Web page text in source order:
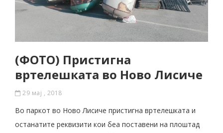
(ФОТО) Пристигна
вртелешката во Ново Лисиче
29 мај , 2018
Во паркот во Ново Лисиче пристигна вртелешката и
останатите реквизити кои беа поставени на плоштад